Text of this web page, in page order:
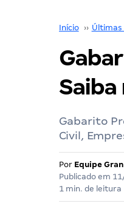
Início ›› Últimas
Saiba
Gabarito
Civil,
Por Equipe Gran
Publicado em
1 min. de leitura